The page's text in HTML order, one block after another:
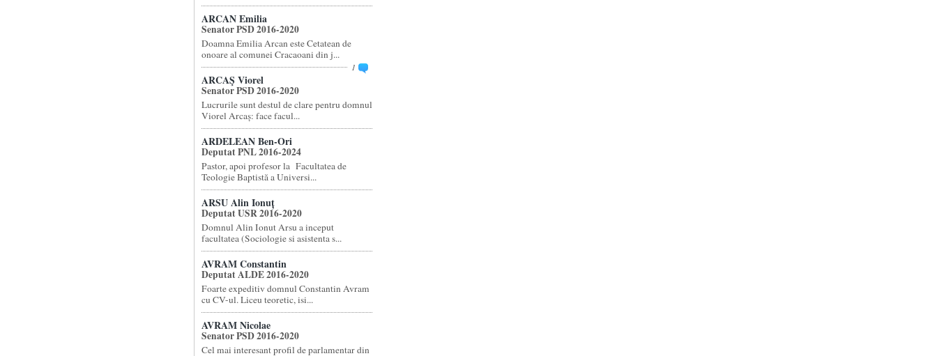
ARCAN Emilia
Senator PSD 2016-2020
Doamna Emilia Arcan este Cetatean de
onoare al comunei Cracaoani din j...
1
ARCAŞ Viorel
Senator PSD 2016-2020
Lucrurile sunt destul de clare pentru domnul
Viorel Arcaș: face facul...
ARDELEAN Ben-Ori
Deputat PNL 2016-2024
Pastor, apoi profesor la Facultatea de
Teologie Baptistă a Universi...
ARSU Alin Ionuț
Deputat USR 2016-2020
Domnul Alin Ionut Arsu a inceput
facultatea (Sociologie si asistenta s...
AVRAM Constantin
Deputat ALDE 2016-2020
Foarte expeditiv domnul Constantin Avram
cu CV-ul. Liceu teoretic, isi...
AVRAM Nicolae
Senator PSD 2016-2020
Cel mai interesant profil de parlamentar din